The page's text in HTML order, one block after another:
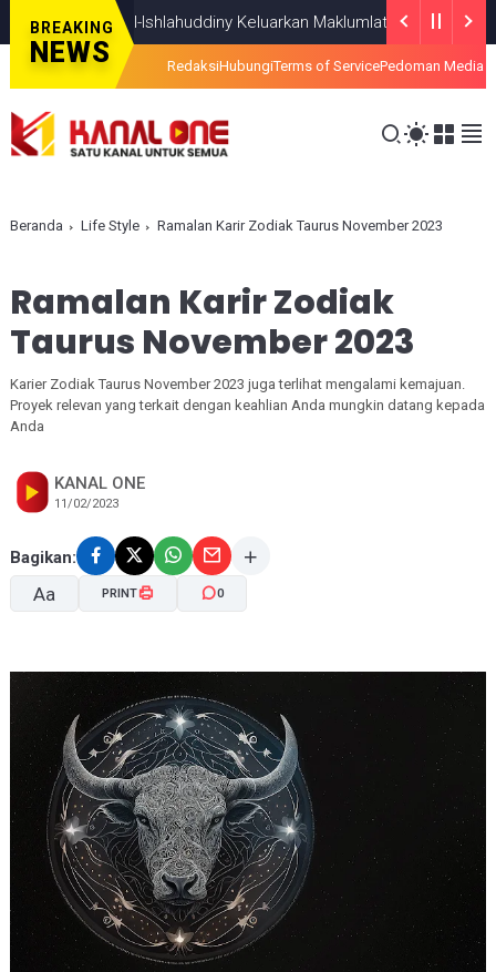
BREAKING
NEWS
Al-Ishlahuddiny Keluarkan Maklumlat HEADLINE JULY 19,
RedaksiHubungiTerms of ServicePedoman Media
Beranda Life Style Ramalan Karir Zodiak Taurus November 2023
Ramalan Karir Zodiak
Taurus November 2023
Karier Zodiak Taurus November 2023 juga terlihat mengalami kemajuan.
Proyek relevan yang terkait dengan keahlian Anda mungkin datang kepada
Anda
KANAL ONE
11/02/2023
Bagikan:
Aa
A- A+
PRINT 0